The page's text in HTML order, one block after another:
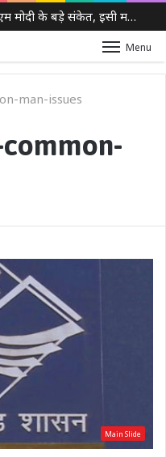
Meta को न्यू मेक्सिको कोर्ट का बड़ा झटका, युवाओं को नुकसान पहुंचाने के मामले में करीब 5,000 करोड़ रुपये का जुर्माना
Menu
man-issues
Main Slide